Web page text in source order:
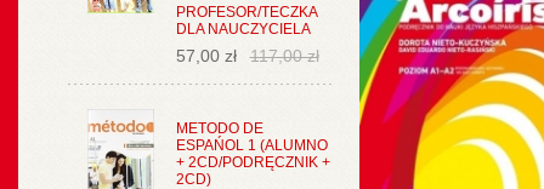
PROFESOR/TECZKA
DLA NAUCZYCIELA
57,00 zł 117,00 zł
METODO DE
ESPAŃOL 1 (ALUMNO
+ 2CD/PODRĘCZNIK +
2CD)